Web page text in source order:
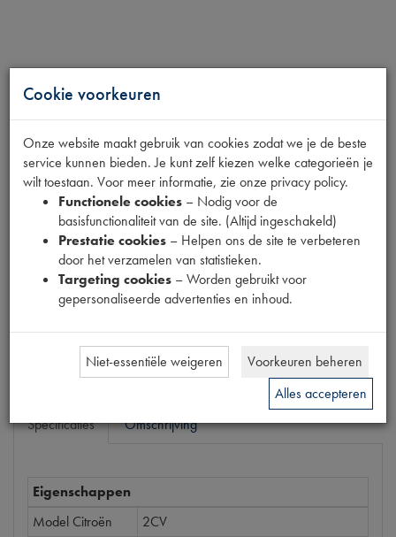
TREKSTANGSLEUTEL
Productnummer
1868031
49,88 (€41,22excl. btw)
Bestel
Specificaties Omschrijving
Eigenschappen
Model Citroën
2CV
Cookie voorkeuren
Onze website maakt gebruik van cookies zodat we je de beste
service kunnen bieden. Je kunt zelf kiezen welke categorieën je
wilt toestaan. Voor meer informatie, zie onze privacy policy.
Functionele cookies – Nodig voor de
basisfunctionaliteit van de site. (Altijd ingeschakeld)
Prestatie cookies – Helpen ons de site te verbeteren
door het verzamelen van statistieken.
Targeting cookies – Worden gebruikt voor
gepersonaliseerde advertenties en inhoud.
Niet-essentiële weigeren
Voorkeuren beheren
Alles accepteren